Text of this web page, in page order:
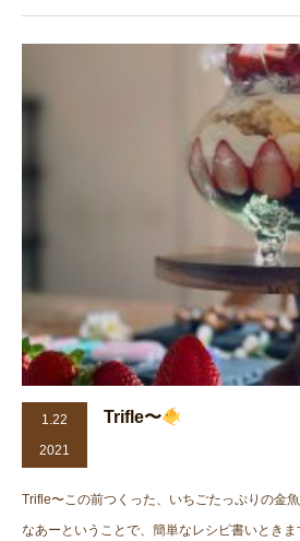
1.22
2021
Trifle〜
Trifle〜この前つくった、いちごたっぷりの金
なあーということで、簡単なレシピ書いとき